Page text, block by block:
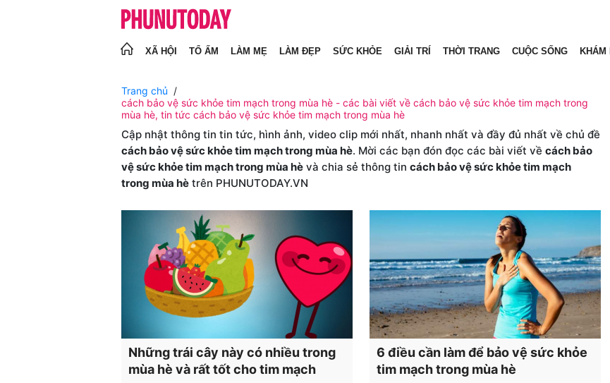
XÃ HỘI TỔ ẤM LÀM MẸ LÀM ĐẸP SỨC KHỎE GIẢI TRÍ THỜI TRANG CUỘC SỐNG KHÁM
Trang chủ
cách bảo vệ sức khỏe tim mạch trong mùa hè - các bài viết về cách bảo vệ sức khỏe tim mạch trong
mùa hè, tin tức cách bảo vệ sức khỏe tim mạch trong mùa hè
Cập nhật thông tin tin tức, hình ảnh, video clip mới nhất, nhanh nhất và đầy đủ nhất về chủ đề
cách bảo vệ sức khỏe tim mạch trong mùa hè. Mời các bạn đón đọc các bài viết về cách bảo
vệ sức khỏe tim mạch trong mùa hè và chia sẻ thông tin cách bảo vệ sức khỏe tim mạch
trong mùa hè trên PHUNUTODAY.VN
Những trái cây này có nhiều trong
mùa hè và rất tốt cho tim mạch
6 điều cần làm để bảo vệ sức khỏe
tim mạch trong mùa hè